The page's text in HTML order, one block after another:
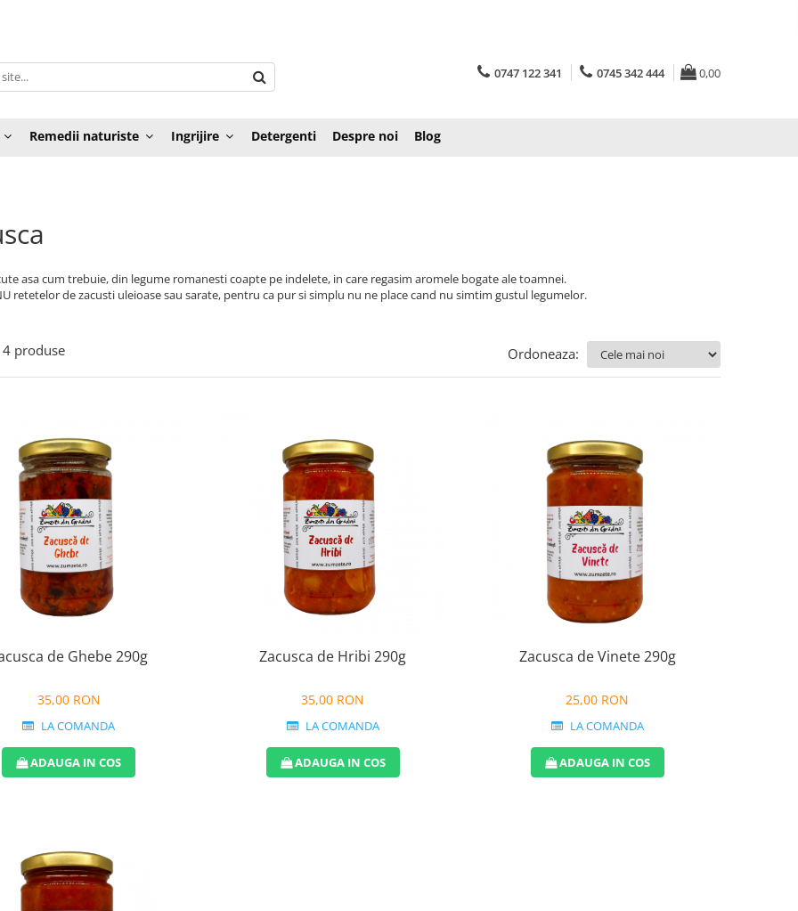
0747 122 341 0745 342 444 0,00
Remedii naturiste Ingrijire Detergenti Despre noi Blog
asa cum trebuie, din legume romanesti coapte pe indelete, in care regasim aromele bogate ale toamnei.
retetelor de zacusti uleioase sau sarate, pentru ca pur si simplu nu ne place cand nu simtim gustul legumelor.
4 produse Ordoneaza:
de Ghebe 290g
35,00 RON
LA COMANDA
ADAUGA IN COS
Zacusca de Hribi 290g
35,00 RON
LA COMANDA
ADAUGA IN COS
Zacusca de Vinete 290g
25,00 RON
LA COMANDA
ADAUGA IN COS